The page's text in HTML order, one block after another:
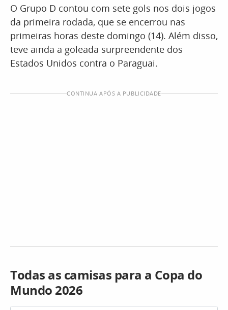
O Grupo D contou com sete gols nos dois jogos
da primeira rodada, que se encerrou nas
primeiras horas deste domingo (14). Além disso,
teve ainda a goleada surpreendente dos
Estados Unidos contra o Paraguai.
CONTINUA APÓS A PUBLICIDADE
Todas as camisas para a Copa do
Mundo 2026